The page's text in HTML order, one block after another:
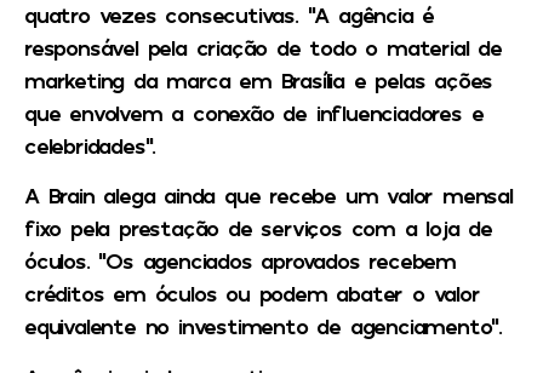
quatro vezes consecutivas. “A agência é
responsável pela criação de todo o material de
marketing da marca em Brasília e pelas ações
que envolvem a conexão de influenciadores e
celebridades”.
A Brain alega ainda que recebe um valor mensal
fixo pela prestação de serviços com a loja de
óculos. “Os agenciados aprovados recebem
créditos em óculos ou podem abater o valor
equivalente no investimento de agenciamento”.